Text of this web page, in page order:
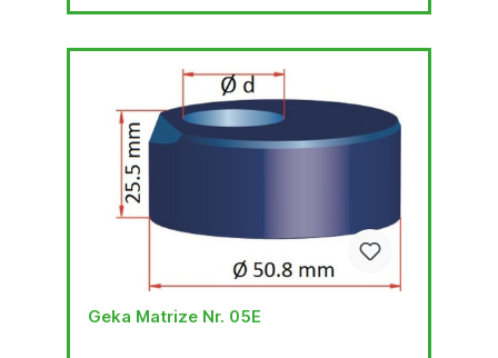
Geka Matrize Nr. 05E